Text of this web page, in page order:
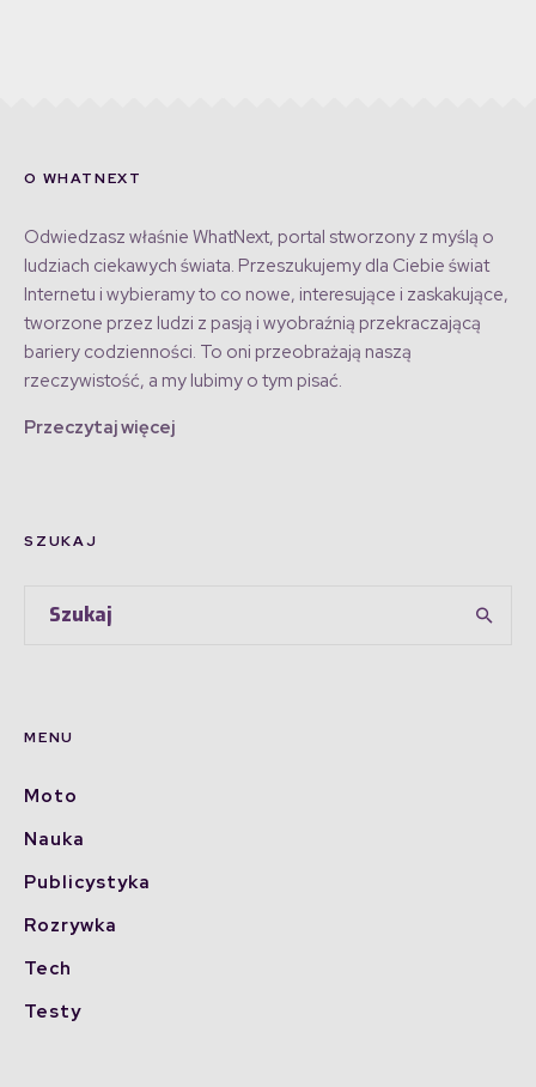
O WHATNEXT
Odwiedzasz właśnie WhatNext, portal stworzony z myślą o
ludziach ciekawych świata. Przeszukujemy dla Ciebie świat
Internetu i wybieramy to co nowe, interesujące i zaskakujące,
tworzone przez ludzi z pasją i wyobraźnią przekraczającą
bariery codzienności. To oni przeobrażają naszą
rzeczywistość, a my lubimy o tym pisać.
Przeczytaj więcej
SZUKAJ
MENU
Moto
Nauka
Publicystyka
Rozrywka
Tech
Testy